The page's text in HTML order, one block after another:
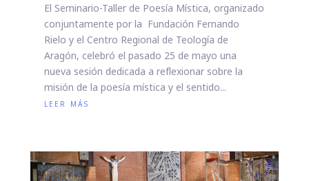
El Seminario-Taller de Poesía Mística, organizado
conjuntamente por la Fundación Fernando
Rielo y el Centro Regional de Teología de
Aragón, celebró el pasado 25 de mayo una
nueva sesión dedicada a reflexionar sobre la
misión de la poesía mística y el sentido...
leer más